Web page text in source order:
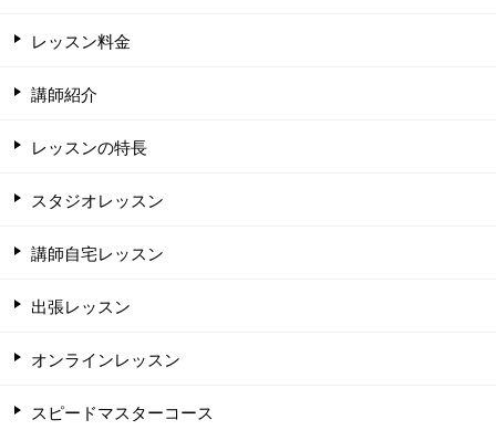
レッスン料金
講師紹介
レッスンの特長
スタジオレッスン
講師自宅レッスン
出張レッスン
オンラインレッスン
スピードマスターコース